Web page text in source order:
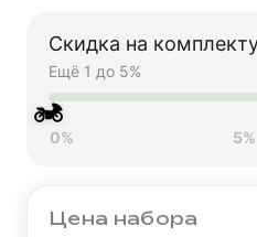
№11
мотокросс
2 100 ₽
Скидка на
Ещё 1 до 5%
🏍
0% 5%
Цена набора